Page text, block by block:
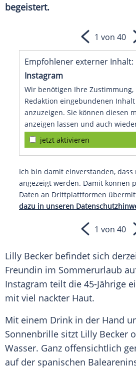
begeistert.
Empfohlener externer Inhalt:
Instagram
Wir benötigen Ihre
Redaktion eingebundenen
anzuzeigen. Sie können diesen
anzeigen lassen und auch
jetzt aktivieren
Ich bin damit einverstanden,
angezeigt werden. Damit können
Daten an Drittplattformen
dazu in unseren
1 von 40
1 von 40
Lilly Becker befindet sich
Freundin im Sommerurlaub
Instagram teilt die 45-Jährige
mit viel nackter Haut.
Mit einem Drink in der Hand
Sonnenbrille sitzt Lilly Becker
Wasser. Ganz offensichtlich
auf der spanischen